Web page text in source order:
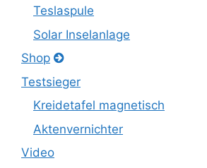
Teslaspule
Solar Inselanlage
Shop
Testsieger
Kreidetafel magnetisch
Aktenvernichter
Video